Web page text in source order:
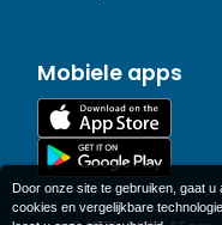
Mobiele apps
Door onze site te gebruiken, gaat
cookies en vergelijkbare